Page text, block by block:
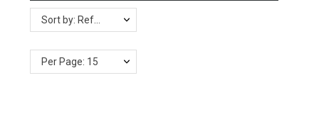
Per Page: 15